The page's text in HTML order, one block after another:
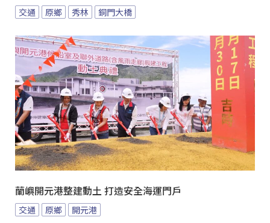
交通 原鄉 秀林 銅門大橋
蘭嶼開元港整建動土 打造安全海運門戶
交通 原鄉 開元港